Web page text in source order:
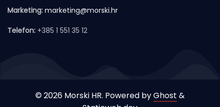
Marketing: marketing@morski.hr
Telefon: +385 1 551 35 12
© 2026 Morski HR. Powered byGhost &